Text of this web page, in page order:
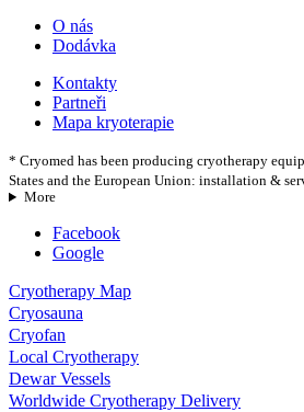
O nás
Dodávka
Kontakty
Partneři
Mapa kryoterapie
* Cryomed has been producing cryotherapy
States and the European Union: installation &
More
Facebook
Google
Cryotherapy Map
Cryosauna
Cryofan
Local Cryotherapy
Dewar Vessels
Worldwide Cryotherapy Delivery